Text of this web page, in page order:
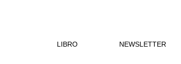
LIBRO NEWSLETTER